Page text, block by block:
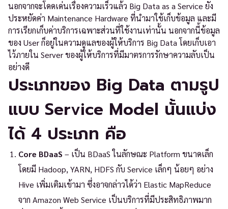
นอกจากจะโดดเด่นเรื่องความเร็วแล้ว Big Data as a Service ยัง
ประหยัดค่า Maintenance Hardware ที่นำมาใช้เก็บข้อมูล และมี
การเรียกเก็บค่าบริการเฉพาะส่วนที่ใช้งานเท่านั้น นอกจากนี้ข้อมูล
ของ User ก็อยู่ในความดูแลของผู้ให้บริการ Big Data โดยเก็บเอา
ไว้ภายใน Server ของผู้ให้บริการที่มีมาตรการรักษาความลับเป็น
อย่างดี
ประเภทของ Big Data ตามรูป
แบบ Service Model นั้นแบ่ง
ได้ 4 ประเภท คือ
Core BDaaS – เป็น BDaaS ในลักษณะ Platform ขนาดเล็ก
โดยมี Hadoop, YARN, HDFS กับ Service เล็กๆ น้อยๆ อย่าง
Hive เพิ่มเติมเข้ามา ซึ่งอาจกล่าวได้ว่า Elastic MapReduce
จาก Amazon Web Service เป็นบริการที่มีประสิทธิภาพมาก